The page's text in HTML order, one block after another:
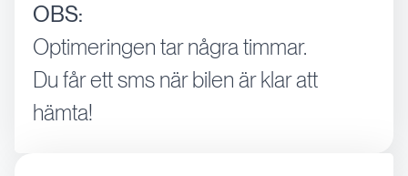
OBS:
Optimeringen tar några timmar.
Du får ett sms när bilen är klar att
hämta!